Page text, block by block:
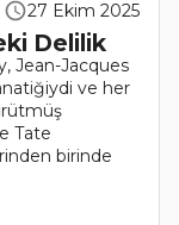
27 Ekim 2025
Delilik
Jean-Jacques
ve her
Tate
birinde